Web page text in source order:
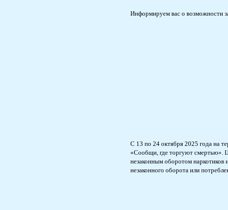
Информируем вас о возможности
С 13 по 24 октября 2025 года на
«Сообщи, где торгуют смертью».
незаконным оборотом наркотиков
незаконного оборота или